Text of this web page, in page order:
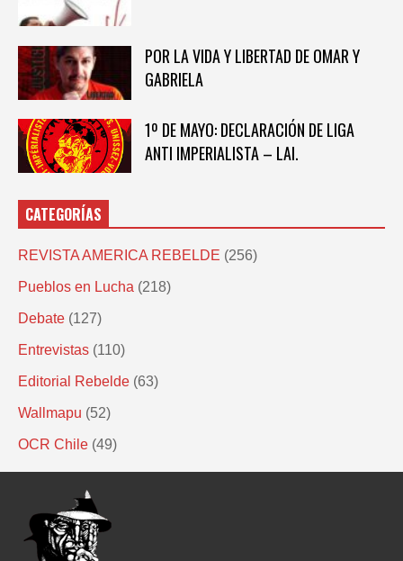
POR LA VIDA Y LIBERTAD DE OMAR Y
GABRIELA
1º DE MAYO: DECLARACIÓN DE LIGA
ANTI IMPERIALISTA – LAI.
CATEGORÍAS
REVISTA AMERICA REBELDE (256)
Pueblos en Lucha (218)
Debate (127)
Entrevistas (110)
Editorial Rebelde (63)
Wallmapu (52)
OCR Chile (49)